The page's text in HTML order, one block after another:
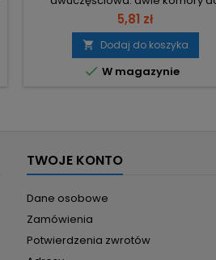
pokarmu sypkiego, pelety,
w żelu oraz wody. Zdejmowana
umożliwia podawanie pokarmu
żywego i szybkie napełnianie.
10 x 6 x 2,5 cm – kompaktowa
5,81 zł
 Dodaj do koszyka
 W magazynie
TWOJE KONTO
Dane osobowe
Zamówienia
Potwierdzenia zwrotów